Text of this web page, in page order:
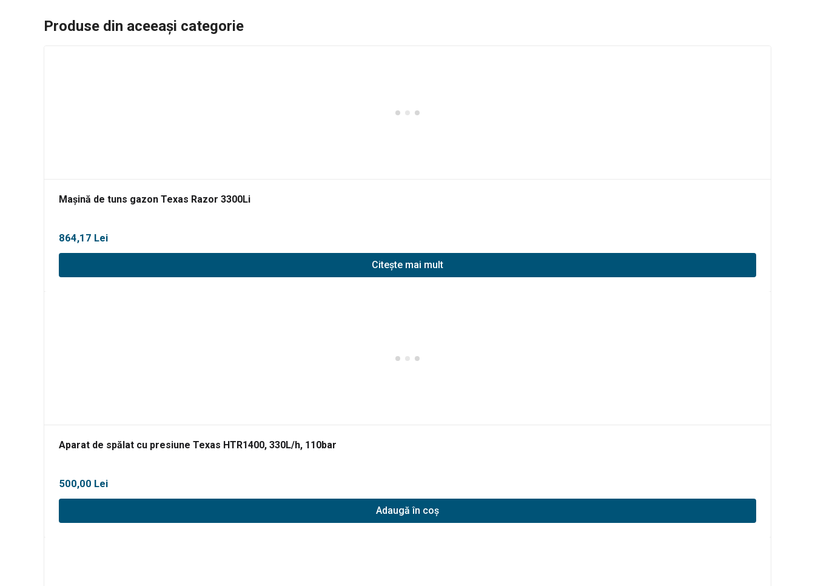
Produse din aceeași categorie
Mașină de tuns gazon Texas Razor 3300Li
864,17 Lei
Citește mai mult
Aparat de spălat cu presiune Texas HTR1400, 330L/h, 110bar
500,00 Lei
Adaugă în coș